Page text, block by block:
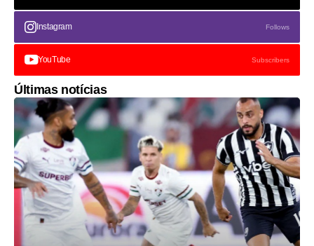
Instagram Follows
YouTube Subscribers
Últimas notícias